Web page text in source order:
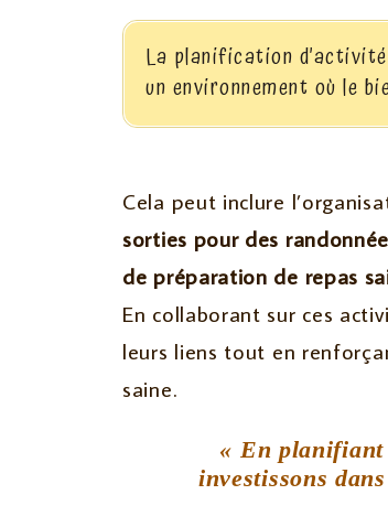
La planification
un environnement où le
Cela peut inclure
sorties pour des
de préparation de repas
En collaborant sur ces
leurs liens tout en
saine.
« En planifiant
investissons